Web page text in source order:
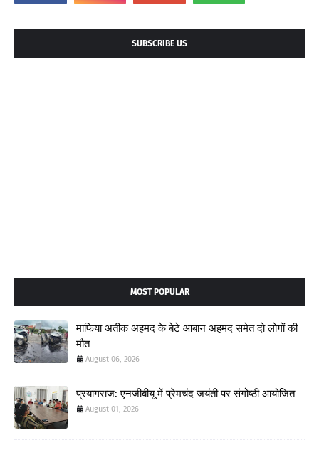
SUBSCRIBE US
MOST POPULAR
माफिया अतीक अहमद के बेटे आबान अहमद समेत दो लोगों की
मौत
August 06, 2026
प्रयागराज: एनजीबीयू में प्रेमचंद जयंती पर संगोष्ठी आयोजित
August 01, 2026